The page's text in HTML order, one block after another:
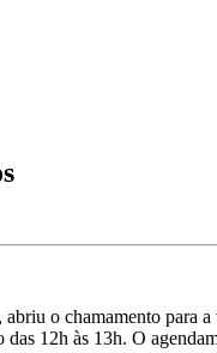
o chamamento para
12h às 13h. O